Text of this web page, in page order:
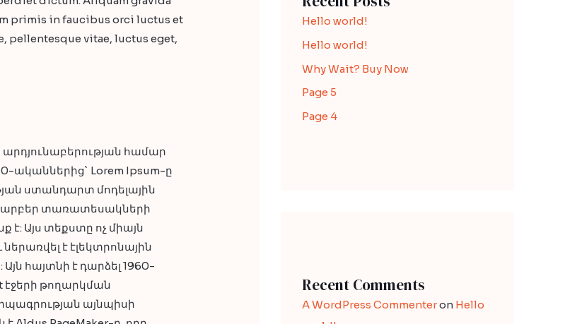
primis in faucibus orci luctus et
pellentesque vitae, luctus eget,
համար
ականներից` Lorem Ipsum-ը
ստանդարտ մոդելային
տառատեսակների
է: Այս տեքստը ոչ միայն
է էլեկտրոնային
հայտնի է դարձել 1960-
էջերի թողարկման
այնպիսի
Hello world!
Hello world!
Why Wait? Buy Now
Page 5
Page 4
Recent Comments
A WordPress Commenteron Hello